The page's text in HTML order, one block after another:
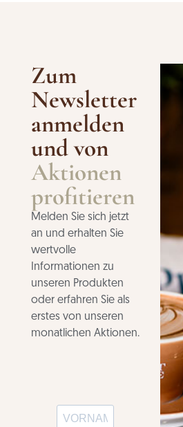
Zum
Newsletter
anmelden
und von
Aktionen
profitieren
Melden Sie sich jetzt
an und erhalten Sie
wertvolle
Informationen zu
unseren Produkten
oder erfahren Sie als
erstes von unseren
monatlichen Aktionen.